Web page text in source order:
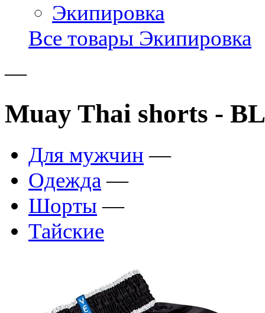
Экипировка
Все товары Экипировка
—
Muay Thai shorts -
Для мужчин —
Одежда —
Шорты —
Тайские